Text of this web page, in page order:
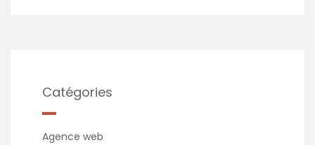
Catégories
Agence web